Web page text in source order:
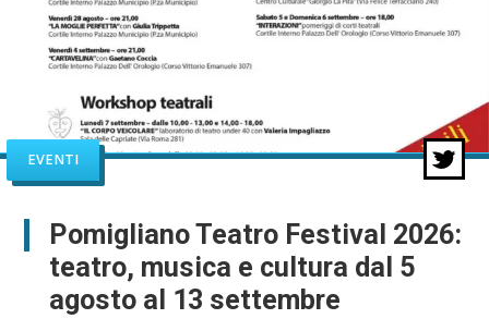
EVENTI
Pomigliano Teatro Festival 2026:
teatro, musica e cultura dal 5
agosto al 13 settembre